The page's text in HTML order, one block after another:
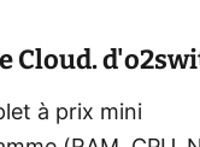
à prix mini